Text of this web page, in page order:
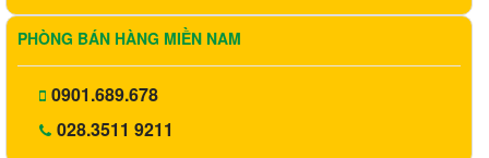
PHÒNG BÁN HÀNG MIỀN NAM
0901.689.678
028.3511 9211